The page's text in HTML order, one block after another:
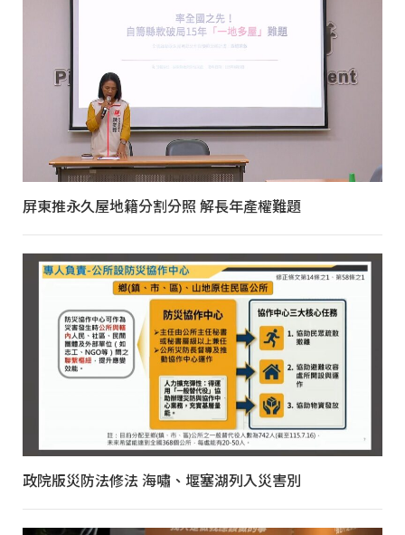
屏東推永久屋地籍分割分照 解長年產權難題
政院版災防法修法 海嘯、堰塞湖列入災害別